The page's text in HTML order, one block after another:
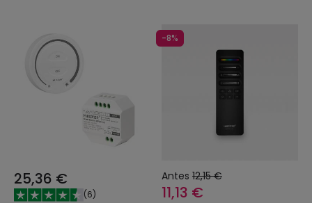
25,36 €
(6)
-8%
Antes 12,15 €
11,13 €